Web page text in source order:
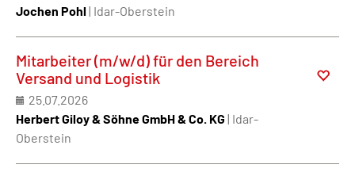
Jochen Pohl| Idar-Oberstein
Mitarbeiter (m/w/d) für den Bereich
Versand und Logistik
25.07.2026
Herbert Giloy & Söhne GmbH & Co. KG | Idar-
Oberstein